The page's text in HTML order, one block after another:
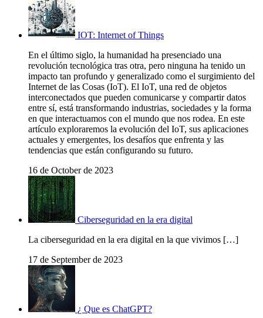
IOT: Internet of Things
En el último siglo, la humanidad ha presenciado una
revolución tecnológica tras otra, pero ninguna ha tenido un
impacto tan profundo y generalizado como el surgimiento del
Internet de las Cosas (IoT). El IoT, una red de objetos
interconectados que pueden comunicarse y compartir datos
entre sí, está transformando industrias, sociedades y la forma
en que interactuamos con el mundo que nos rodea. En este
artículo exploraremos la evolución del IoT, sus aplicaciones
actuales y emergentes, los desafíos que enfrenta y las
tendencias que están configurando su futuro.
16 de October de 2023
Ciberseguridad en la era digital
La ciberseguridad en la era digital en la que vivimos […]
17 de September de 2023
¿ Que es ChatGPT?